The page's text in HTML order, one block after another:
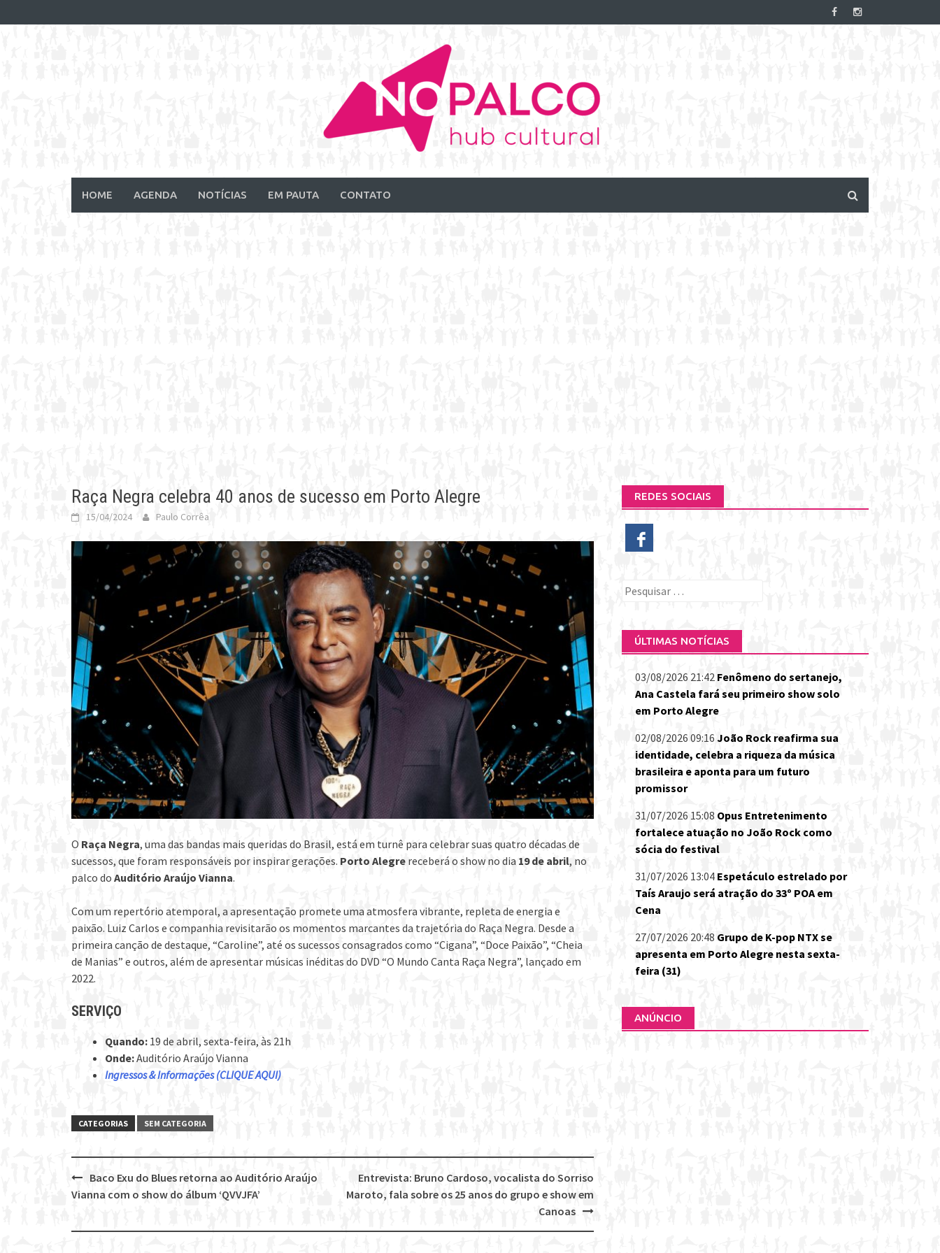
to
HOME AGENDA NOTÍCIAS EM PAUTA CONTATO
Raça Negra celebra 40 anos de sucesso em Porto Alegre
15/04/2024 Paulo Corrêa
O Raça Negra, uma das bandas mais queridas do Brasil, está em turnê para celebrar suas quatro décadas de
sucessos, que foram responsáveis por inspirar gerações. Porto Alegre receberá o show no dia 19 de abril, no
palco do Auditório Araújo Vianna.
Com um repertório atemporal, a apresentação promete uma atmosfera vibrante, repleta de energia e
paixão. Luiz Carlos e companhia revisitarão os momentos marcantes da trajetória do Raça Negra. Desde a
primeira canção de destaque, “Caroline”, até os sucessos consagrados como “Cigana”, “Doce Paixão”, “Cheia
de Manias” e outros, além de apresentar músicas inéditas do DVD “O Mundo Canta Raça Negra”, lançado em
2022.
SERVIÇO
Quando: 19 de abril, sexta-feira, às 21h
Onde:Auditório Araújo Vianna
Ingressos & Informações (CLIQUE AQUI)
CATEGORIAS SEM CATEGORIA
Post
Entrevista: Bruno Cardoso, vocalista do Sorriso
Maroto, fala sobre os 25 anos do grupo e show em
Canoas
Baco Exu do Blues retorna ao Auditório Araújo
Vianna com o show do álbum ‘QVVJFA’
REDES SOCIAIS
Pesquisar
ÚLTIMAS NOTÍCIAS
03/08/2026 21:42 Fenômeno do sertanejo,
Ana Castela fará seu primeiro show solo
em Porto Alegre
02/08/2026 09:16 João Rock reafirma sua
identidade, celebra a riqueza da música
brasileira e aponta para um futuro
promissor
31/07/2026 15:08 Opus Entretenimento
fortalece atuação no João Rock como
sócia do festival
31/07/2026 13:04 Espetáculo estrelado por
Taís Araujo será atração do 33º POA em
Cena
27/07/2026 20:48 Grupo de K-pop NTX se
apresenta em Porto Alegre nesta sexta-
feira (31)
ANÚNCIO